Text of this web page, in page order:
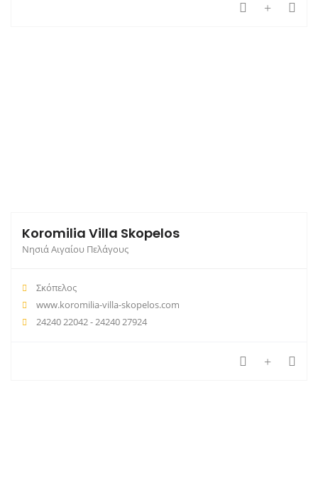
Koromilia Villa Skopelos
Νησιά Αιγαίου Πελάγους
Σκόπελος
www.koromilia-villa-skopelos.com
24240 22042 - 24240 27924